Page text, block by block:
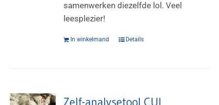
samenwerken diezelfde lol. Veel
leesplezier!
In winkelmand Details
Zelf-analysetool CUI